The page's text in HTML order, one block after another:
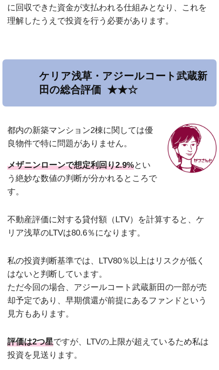
に回収できた資金が支払われる仕組みとなり、これを
理解したうえで投資を行う必要があります。
ケリア浅草・アジールコート武蔵新
田の総合評価 ★★☆
都内の新築マンション2棟に関しては優
良物件で特に問題がありません。
メザニンローンで想定利回り2.9%とい
う絶妙な数値の判断が分かれるところで
す。
不動産評価に対する貸付額（LTV）を計算すると、ケ
リア浅草のLTVは80.6％になります。
私の投資判断基準では、LTV80％以上はリスクが低く
はないと判断しています。
ただ今回の場合、アジールコート武蔵新田の一部が売
却予定であり、早期償還が前提にあるファンドという
見方もあります。
評価は2つ星ですが、LTVの上限が超えているため私は
投資を見送ります。